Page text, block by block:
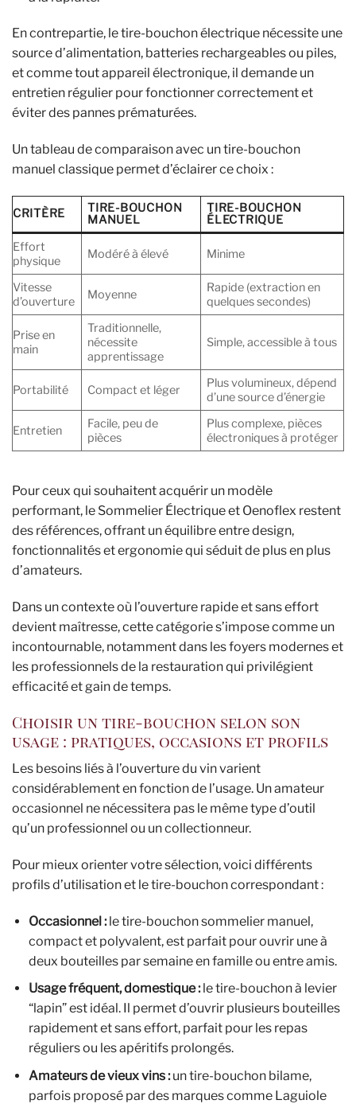
En contrepartie, le tire-bouchon électrique nécessite une
source d’alimentation, batteries rechargeables ou piles,
et comme tout appareil électronique, il demande un
entretien régulier pour fonctionner correctement et
éviter des pannes prématurées.
Un tableau de comparaison avec un tire-bouchon
manuel classique permet d’éclairer ce choix :
CRITÈRE
TIRE-BOUCHON
MANUEL
TIRE-BOUCHON
ÉLECTRIQUE
Effort
physique
Modéré à élevé Minime
Vitesse
d’ouverture
Moyenne
Rapide (extraction en
quelques secondes)
Prise en
main
Traditionnelle,
nécessite
apprentissage
Simple, accessible à tous
Portabilité Compact et léger
Plus volumineux, dépend
d’une source d’énergie
Entretien
Facile, peu de
pièces
Plus complexe, pièces
électroniques à protéger
Pour ceux qui souhaitent acquérir un modèle
performant, le Sommelier Électrique et Oenoflex restent
des références, offrant un équilibre entre design,
fonctionnalités et ergonomie qui séduit de plus en plus
d’amateurs.
Dans un contexte où l’ouverture rapide et sans effort
devient maîtresse, cette catégorie s’impose comme un
incontournable, notamment dans les foyers modernes et
les professionnels de la restauration qui privilégient
efficacité et gain de temps.
Choisir un tire-bouchon selon son
usage : pratiques, occasions et profils
Les besoins liés à l’ouverture du vin varient
considérablement en fonction de l’usage. Un amateur
occasionnel ne nécessitera pas le même type d’outil
qu’un professionnel ou un collectionneur.
Pour mieux orienter votre sélection, voici différents
profils d’utilisation et le tire-bouchon correspondant :
Occasionnel :le tire-bouchon sommelier manuel,
compact et polyvalent, est parfait pour ouvrir une à
deux bouteilles par semaine en famille ou entre amis.
Usage fréquent, domestique :le tire-bouchon à levier
“lapin” est idéal. Il permet d’ouvrir plusieurs bouteilles
rapidement et sans effort, parfait pour les repas
réguliers ou les apéritifs prolongés.
Amateurs de vieux vins :un tire-bouchon bilame,
parfois proposé par des marques comme Laguiole